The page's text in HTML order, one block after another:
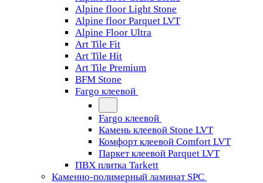
Alpine floor Light Stone
Alpine floor Parquet LVT
Alpine Floor Ultra
Art Tile Fit
Art Tile Hit
Art Tile Premium
BFM Stone
Fargo клеевой
Fargo клеевой
Камень клеевой Stone LVT
Комфорт клеевой Comfort LVT
Паркет клеевой Parquet LVT
ПВХ плитка Tarkett
Каменно-полимерный ламинат SPC